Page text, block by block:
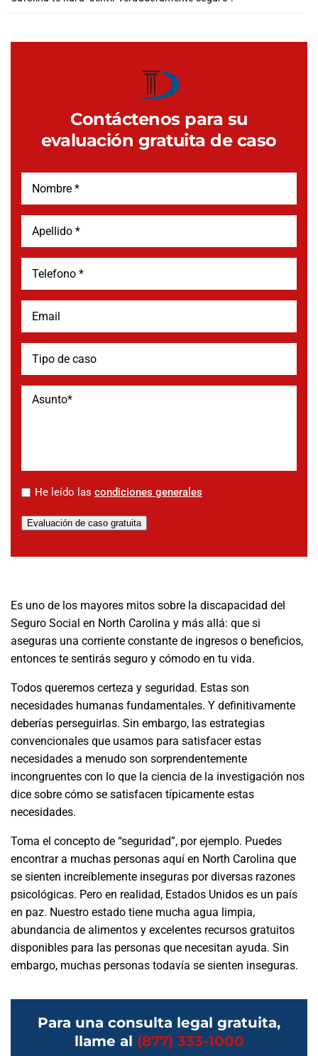
Contáctenos para su
evaluación gratuita de caso
* He leído las condiciones generales
Evaluación de caso gratuita
Es uno de los mayores mitos sobre la discapacidad del
Seguro Social en North Carolina y más allá: que si
aseguras una corriente constante de ingresos o beneficios,
entonces te sentirás seguro y cómodo en tu vida.
Todos queremos certeza y seguridad. Estas son
necesidades humanas fundamentales. Y definitivamente
deberías perseguirlas. Sin embargo, las estrategias
convencionales que usamos para satisfacer estas
necesidades a menudo son sorprendentemente
incongruentes con lo que la ciencia de la investigación nos
dice sobre cómo se satisfacen típicamente estas
necesidades.
Toma el concepto de “seguridad”, por ejemplo. Puedes
encontrar a muchas personas aquí en North Carolina que
se sienten increíblemente inseguras por diversas razones
psicológicas. Pero en realidad, Estados Unidos es un país
en paz. Nuestro estado tiene mucha agua limpia,
abundancia de alimentos y excelentes recursos gratuitos
disponibles para las personas que necesitan ayuda. Sin
embargo, muchas personas todavía se sienten inseguras.
Para una consulta legal gratuita,
llame al (877) 333-1000